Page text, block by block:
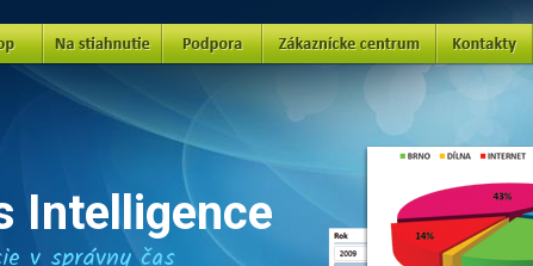
Na stiahnutie Podpora Zakaznícke centrum Kontakty
Intelligence